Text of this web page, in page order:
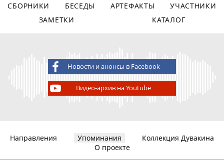
СБОРНИКИ БЕСЕДЫ АРТЕФАКТЫ
УЧАСТНИКИ
ЗАМЕТКИ
КАТАЛОГ
Новости и анонсы в Facebook
Видео-архив на Youtube
Направления Упоминания
Коллекция Дувакина
О проекте